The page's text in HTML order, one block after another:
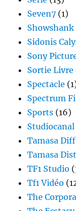
Seven7 (1)
Sidonis
Sony
Sortie Livre
Spectacle
Spectrum
Sports (16)
Studiocanal
Tamasa
Tamasa
TF1 Studio
Tf1 Vidéo
The